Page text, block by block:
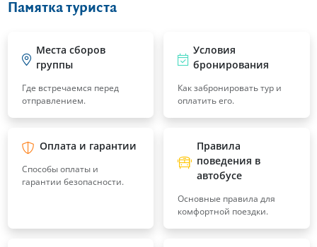
Памятка туриста
Места сборов
группы
Где встречаемся перед
отправлением.
Условия
бронирования
Как забронировать тур и
оплатить его.
Оплата и гарантии
Способы оплаты и
гарантии безопасности.
Правила
поведения в
автобусе
Основные правила для
комфортной поездки.